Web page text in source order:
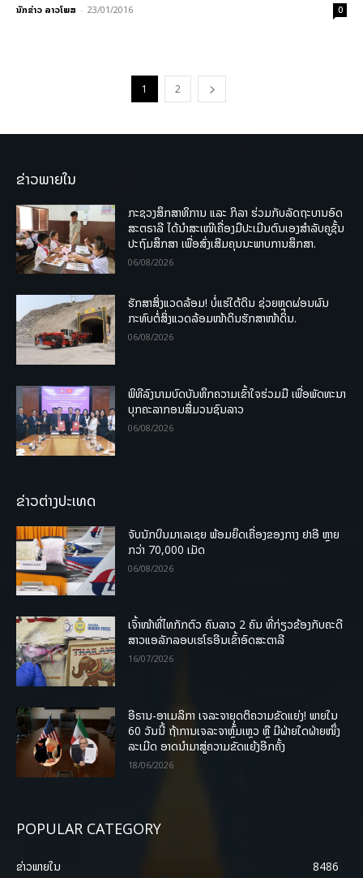
ນັກຂ່າວ ລາວໂພສ - 23/01/2016 0
1 2
ຂ່າວພາຍໃນ
ກະຊວງສຶກສາທິການ ແລະ ກິລາ ຮ່ວມກັບລັດຖະບານອົດ
ສະຕຣາລີ ໄດ້ນຳສະເໜີເຄື່ອງມືປະເມີນຕົນເອງສຳລັບຄູຊັ້ນ
ປະຖົມສຶກສາ ເພື່ອສົ່ງເສີມຄຸນນະພາບການສຶກສາ.
06/08/2026
ຮັກສາສິ່ງແວດລ້ອມ! ບໍ່ແຮ່ໃຕ້ດິນ ຊ່ວຍຫຼຸດຜ່ອນຜົນ
ກະທົບຕໍ່ສິ່ງແວດລ້ອມໜ້າດິນຮັກສາໜ້າດິນ.
06/08/2026
ພິທີລົງນາມບົດບັນທຶກຄວາມເຂົ້າໃຈຮ່ວມມື ເພື່ອພັດທະນາ
ບຸກຄະລາກອນສື່ມວນຊົນລາວ
06/08/2026
ຂ່າວຕ່າງປະເທດ
ຈັບນັກບິນມາເລເຊຍ ພ້ອມຍຶດເຄື່ອງຂອງກາງ ຢາອີ ຫຼາຍ
ກວ່າ 70,000 ເມັດ
06/08/2026
ເຈົ້າໜ້າທີ່ໄທກັກຕົວ ຄົນລາວ 2 ຄົນ ທີ່ກ່ຽວຂ້ອງກັບຄະດີ
ສາວແອລັກລອບເຮໂຣອີນເຂົ້າອົດສະຕາລີ
16/07/2026
ອີຣານ-ອາເມລິກາ ເຈລະຈາຍຸດຕິຄວາມຂັດແຍ່ງ! ພາຍໃນ
60 ວັນນີ້ ຖ້າການເຈລະຈາຫຼົ້ມເຫຼວ ຫຼື ມີຝ່າຍໃດຝ່າຍໜຶ່ງ
ລະເມີດ ອາດນໍາມາສູ່ຄວາມຂັດແຍ້ງອີກຄັ້ງ
18/06/2026
POPULAR CATEGORY
ຂ່າວພາຍ​ໃນ
8486